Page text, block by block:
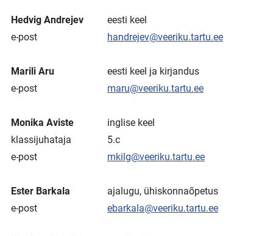
Hedvig Andrejev
eesti keel
e-post
handrejev@veeriku.tartu.ee
Marili Aru
eesti keel ja kirjandus
e-post
maru@veeriku.tartu.ee
Monika Aviste
inglise keel
klassijuhataja
5.c
e-post
mkilg@veeriku.tartu.ee
Ester Barkala
ajalugu, ühiskonnaõpetus
e-post
ebarkala@veeriku.tartu.ee